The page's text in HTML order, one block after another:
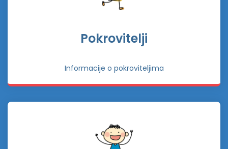
Pokrovitelji
Informacije o pokroviteljima